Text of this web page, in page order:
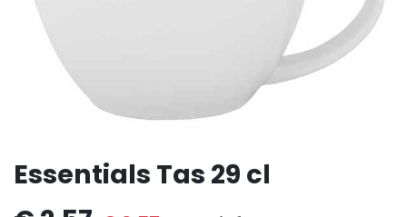
Essentials Tas 29 cl